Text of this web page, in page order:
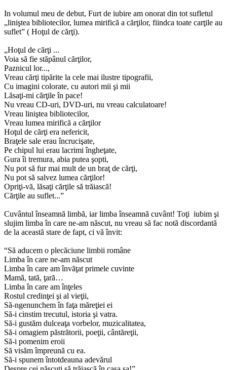
In volumul meu de debut, Furt de iubire am onorat din tot sufletul
„liniştea bibliotecilor, lumea mirifică a cărţilor, fiindca toate carţile au
suflet” ( Hoţul de cărţi).
„Hoţul de cărţi ...
Voia să fie stăpânul cărţilor,
Paznicul lor...,
Vreau cărţi tipărite la cele mai ilustre tipografii,
Cu imagini colorate, cu autori mii şi mii
Lăsaţi-mi cărţile în pace!
Nu vreau CD-uri, DVD-uri, nu vreau calculatoare!
Vreau liniştea bibliotecilor,
Vreau lumea mirifică a cărţilor
Hoţul de cărţi era nefericit,
Braţele sale erau încrucişate,
Pe chipul lui erau lacrimi îngheţate,
Gura îi tremura, abia putea şopti,
Nu pot să fur mai mult de un braţ de cărţi,
Nu pot să salvez lumea cărţilor!
Opriţi-vă, lăsaţi cărţile să trăiască!
Cărţile au suflet...”
Cuvântul înseamnă limbă, iar limba înseamnă cuvânt! Toţi iubim şi
slujim limba în care ne-am născut, nu vreau să fac notă discordantă
de la această stare de fapt, ci vă învit:
“Să aducem o plecăciune limbii române
Limba în care ne-am născut
Limba în care am învăţat primele cuvinte
Mamă, tată, ţară…
Limba în care am înţeles
Rostul credinţei şi al vieţii,
Să-ngenunchem în faţa măreţiei ei
Să-i cinstim trecutul, istoria şi vatra.
Să-i gustăm dulceaţa vorbelor, muzicalitatea,
Să-i omagiem păstrătorii, poeţii, cântăreţii,
Să-i pomenim eroii
Să visăm împreună cu ea.
Să-i spunem întotdeauna adevărul